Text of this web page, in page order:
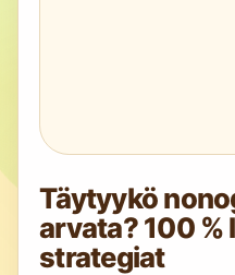
Täytyykö
arvata? 100 %
strategiat